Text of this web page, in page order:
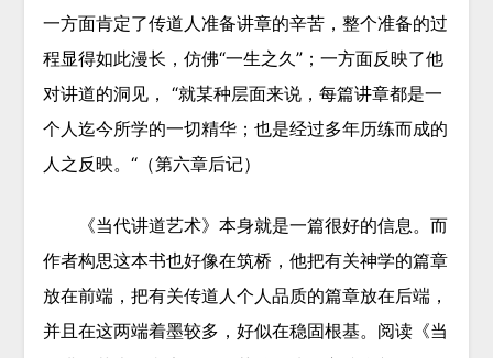
一方面肯定了传道人准备讲章的辛苦，整个准备的过
程显得如此漫长，仿佛“一生之久”；一方面反映了他
对讲道的洞见， “就某种层面来说，每篇讲章都是一
个人迄今所学的一切精华；也是经过多年历练而成的
人之反映。“（第六章后记）
《当代讲道艺术》本身就是一篇很好的信息。而
作者构思这本书也好像在筑桥，他把有关神学的篇章
放在前端，把有关传道人个人品质的篇章放在后端，
并且在这两端着墨较多，好似在稳固根基。阅读《当